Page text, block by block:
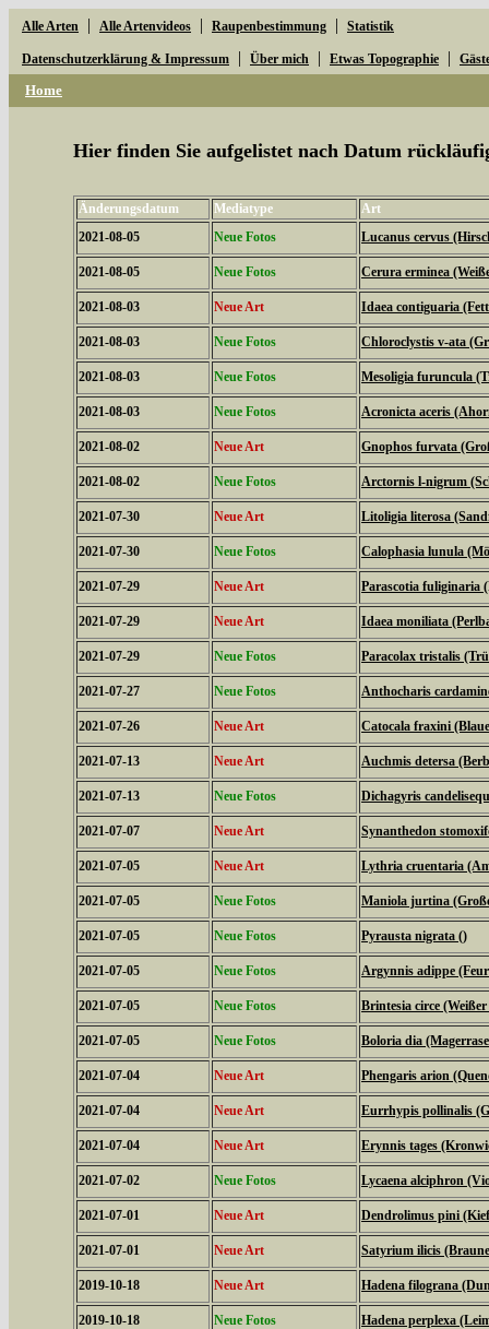
Alle Arten | Alle Artenvideos | Raupenbestimmung | Statistik
Datenschutzerklärung & Impressum | Über mich | Etwas Topographie |
Home
Hier finden Sie aufgelistet nach Datum
Änderungsdatum Mediatype
Art
2021-08-05
Neue Fotos Lucanus cervus
2021-08-05 Neue Fotos Cerura erminea
2021-08-03 Neue Art Idaea contiguaria
2021-08-03 Neue Fotos Chloroclystis v-ata
2021-08-03 Neue Fotos Mesoligia furuncula
2021-08-03 Neue Fotos Acronicta aceris
2021-08-02 Neue Art Gnophos furvata
2021-08-02 Neue Fotos Arctornis l-nigrum
2021-07-30 Neue Art Litoligia literosa
2021-07-30 Neue Fotos Calophasia lunula
2021-07-29 Neue Art Parascotia fuliginaria
2021-07-29 Neue Art Idaea moniliata
2021-07-29 Neue Fotos Paracolax tristalis
2021-07-27 Neue Fotos Anthocharis
2021-07-26 Neue Art Catocala fraxini
2021-07-13 Neue Art Auchmis detersa
2021-07-13 Neue Fotos Dichagyris
2021-07-07 Neue Art Synanthedon
2021-07-05 Neue Art Lythria cruentaria
2021-07-05 Neue Fotos Maniola jurtina
2021-07-05 Neue Fotos Pyrausta nigrata ()
2021-07-05 Neue Fotos Argynnis adippe
2021-07-05 Neue Fotos Brintesia circe
2021-07-05 Neue Fotos Boloria dia
2021-07-04 Neue Art Phengaris arion
2021-07-04 Neue Art Eurrhypis pollinalis
2021-07-04 Neue Art Erynnis tages
2021-07-02 Neue Fotos Lycaena alciphron
2021-07-01 Neue Art Dendrolimus pini
2021-07-01 Neue Art Satyrium ilicis
2019-10-18 Neue Art Hadena filograna
2019-10-18 Neue Fotos Hadena perplexa